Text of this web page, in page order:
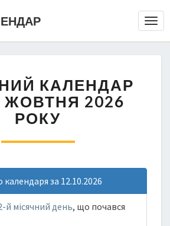
КАЛЕНДАР
ЖОВТНЯ 2026
РОКУ
календаря за 12.10.2026
й місячний день, що почався